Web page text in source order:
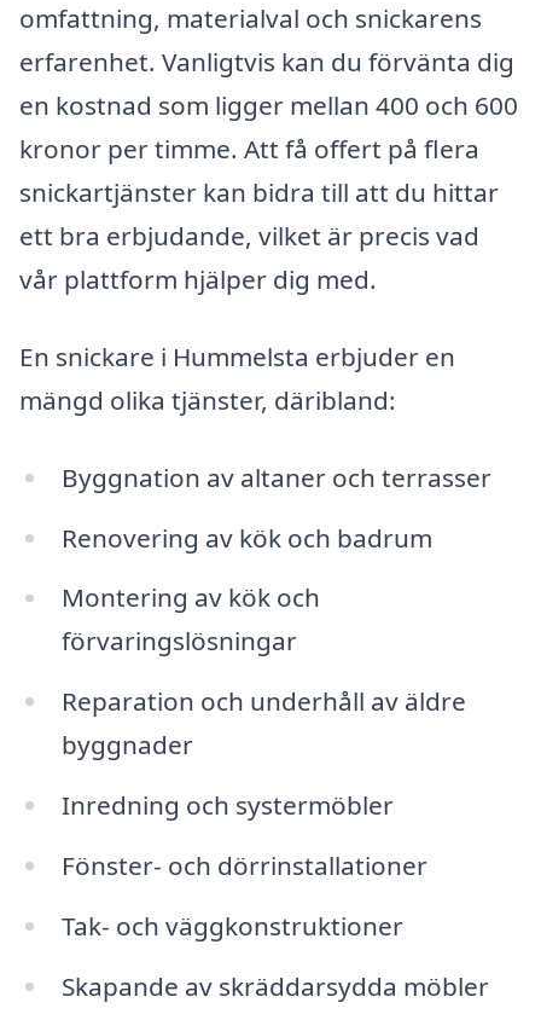
omfattning, materialval och snickarens
erfarenhet. Vanligtvis kan du förvänta dig
en kostnad som ligger mellan 400 och 600
kronor per timme. Att få offert på flera
snickartjänster kan bidra till att du hittar
ett bra erbjudande, vilket är precis vad
vår plattform hjälper dig med.
En snickare i Hummelsta erbjuder en
mängd olika tjänster, däribland:
Byggnation av altaner och terrasser
Renovering av kök och badrum
Montering av kök och
förvaringslösningar
Reparation och underhåll av äldre
byggnader
Inredning och systermöbler
Fönster- och dörrinstallationer
Tak- och väggkonstruktioner
Skapande av skräddarsydda möbler